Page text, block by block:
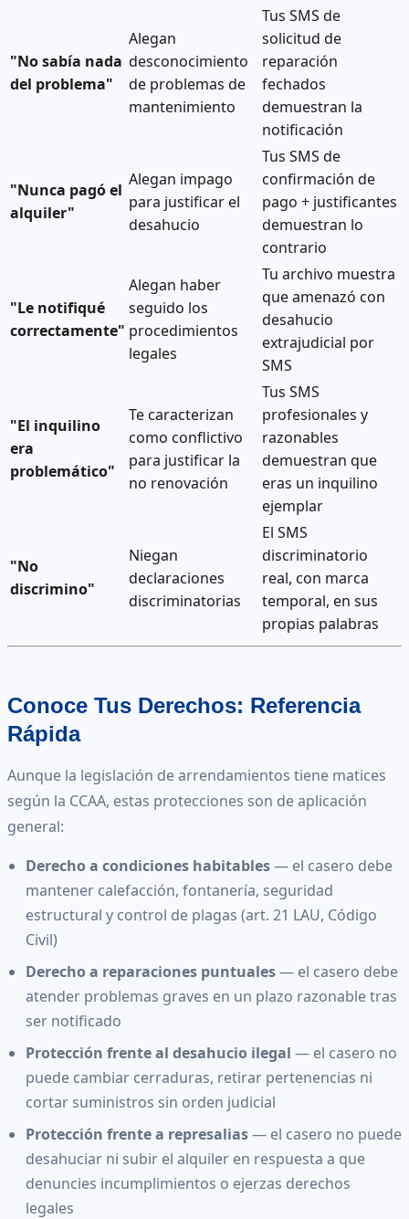
"No sabía nada
del problema"
Alegan
desconocimiento
de problemas de
mantenimiento
Tus SMS de
solicitud de
reparación
fechados
demuestran la
notificación
"Nunca pagó el
alquiler"
Alegan impago
para justificar el
desahucio
Tus SMS de
confirmación de
pago + justificantes
demuestran lo
contrario
"Le notifiqué
correctamente"
Alegan haber
seguido los
procedimientos
legales
Tu archivo muestra
que amenazó con
desahucio
extrajudicial por
SMS
"El inquilino
era
problemático"
Te caracterizan
como conflictivo
para justificar la
no renovación
Tus SMS
profesionales y
razonables
demuestran que
eras un inquilino
ejemplar
"No
discrimino"
Niegan
declaraciones
discriminatorias
El SMS
discriminatorio
real, con marca
temporal, en sus
propias palabras
Conoce Tus Derechos: Referencia
Rápida
Aunque la legislación de arrendamientos tiene matices
según la CCAA, estas protecciones son de aplicación
general:
Derecho a condiciones habitables— el casero debe
mantener calefacción, fontanería, seguridad
estructural y control de plagas (art. 21 LAU, Código
Civil)
Derecho a reparaciones puntuales— el casero debe
atender problemas graves en un plazo razonable tras
ser notificado
Protección frente al desahucio ilegal — el casero no
puede cambiar cerraduras, retirar pertenencias ni
cortar suministros sin orden judicial
Protección frente a represalias— el casero no puede
desahuciar ni subir el alquiler en respuesta a que
denuncies incumplimientos o ejerzas derechos
legales